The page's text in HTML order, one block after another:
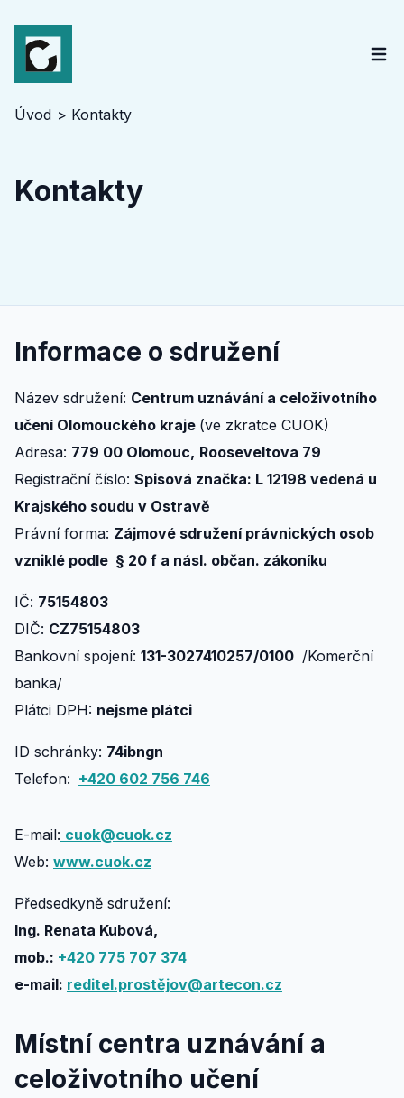
Úvod Kontakty
Kontakty
Informace o sdružení
Název sdružení: Centrum uznávání a celoživotního
učení Olomouckého kraje (ve zkratce CUOK)
Adresa: 779 00 Olomouc, Rooseveltova 79
Registrační číslo: Spisová značka: L 12198 vedená u
Krajského soudu v Ostravě
Právní forma: Zájmové sdružení právnických osob
vzniklé podle § 20 f a násl. občan. zákoníku
IČ: 75154803
DIČ: CZ75154803
Bankovní spojení: 131-3027410257/0100 /Komerční
banka/
Plátci DPH: nejsme plátci
ID schránky: 74ibngn
Telefon: +420 602 756 746
E-mail: cuok@cuok.cz
Web: www.cuok.cz
Předsedkyně sdružení:
Ing. Renata Kubová,
mob.: +420 775 707 374
e-mail: reditel.prostějov@artecon.cz
Místní centra uznávání a
celoživotního učení